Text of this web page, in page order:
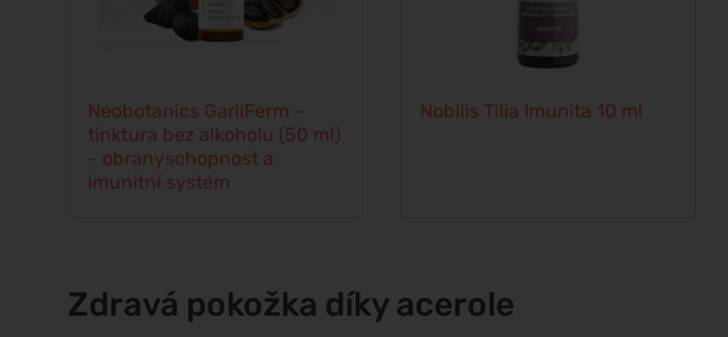
Neobotanics GarliFerm -
tinktura bez alkoholu (50 ml)
- obranyschopnost a
imunitní systém
Nobilis Tilia Imunita 10 ml
Zdravá pokožka díky acerole